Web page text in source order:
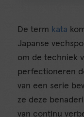
De term kata
Japanse
om de techniek
perfectioneren
van een serie
ze deze
van continu